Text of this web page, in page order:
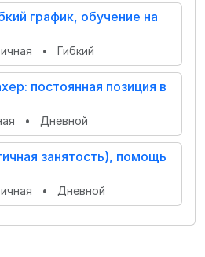
график, обучение на
• Гибкий
постоянная позиция в
• Дневной
занятость), помощь
• Дневной